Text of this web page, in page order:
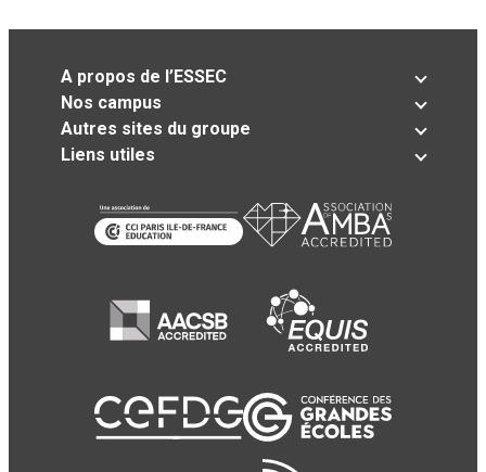
A propos de l’ESSEC
Nos campus
Autres sites du groupe
Liens utiles